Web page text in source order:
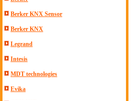
Berker KNX Sensor
Berker KNX
Legrand
Intesis
MDT technologies
Evika